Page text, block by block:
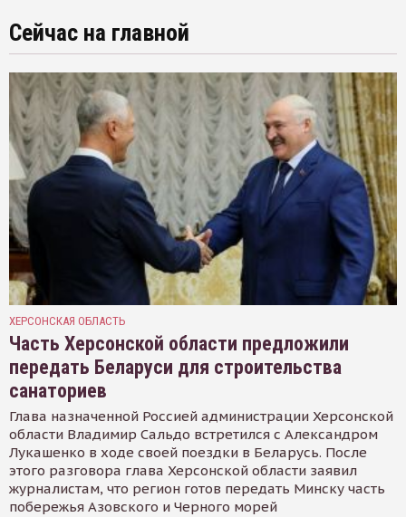
Сейчас на главной
ХЕРСОНСКАЯ ОБЛАСТЬ
Часть Херсонской области предложили
передать Беларуси для строительства
санаториев
Глава назначенной Россией администрации Херсонской
области Владимир Сальдо встретился с Александром
Лукашенко в ходе своей поездки в Беларусь. После
этого разговора глава Херсонской области заявил
журналистам, что регион готов передать Минску часть
побережья Азовского и Черного морей